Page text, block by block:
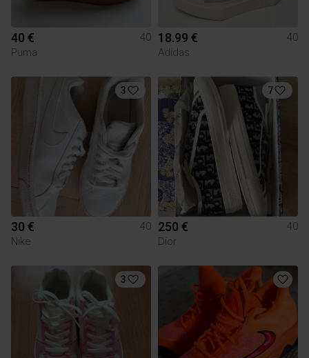
40 €
40
Puma
18.99 €
40
Adidas
3
30 €
40
Nike
7
250 €
40
Dior
3